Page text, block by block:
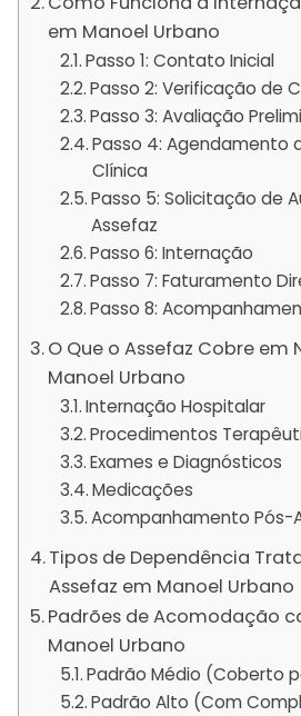
em Manoel Urbano
Passo 1: Contato Inicial
Passo 2: Verificação de
Passo 3: Avaliação
Passo 4: Agendamento
Clínica
Passo 5: Solicitação de
Assefaz
Passo 6: Internação
Passo 7: Faturamento
Passo 8:
O Que o Assefaz Cobre em
Manoel Urbano
Internação Hospitalar
Procedimentos
Exames e Diagnósticos
Medicações
Acompanhamento Pós-
Tipos de Dependência
Assefaz em Manoel Urbano
Padrões de Acomodação
Manoel Urbano
Padrão Médio (Coberto
Padrão Alto (Com